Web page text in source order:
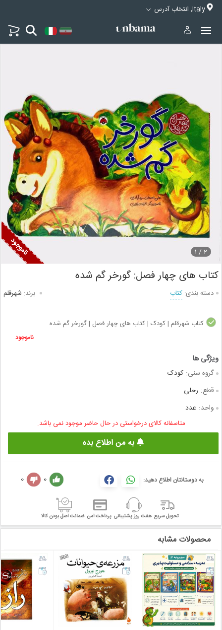
Italy, انتخاب آدرس
2 /
1
کتاب های چهار فصل: گورخر گم شده
دسته بندی: کتاب برند: شهرقلم
کتاب شهرقلم | کودک | کتاب های چهار فصل | گورخر گم شده
ناموجود
گروه سنی: کودک
قطع: رحلی
واحد: عدد
متاسفانه کالای درخواستی در حال حاضر موجود نمی باشد.
به من اطلاع بده
به دوستانتان اطلاع دهید: 0
0
تحویل سریع هفت روز پشتیبانی پرداخت امن ضمانت اصل بودن کالا
محصولات مشابه